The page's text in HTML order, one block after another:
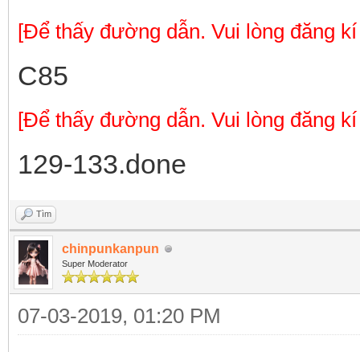
[Để thấy đường dẫn. Vui lòng đăng
C85
[Để thấy đường dẫn. Vui lòng đăng
129-133.done
Tìm
chinpunkanpun
Super Moderator
07-03-2019, 01:20 PM